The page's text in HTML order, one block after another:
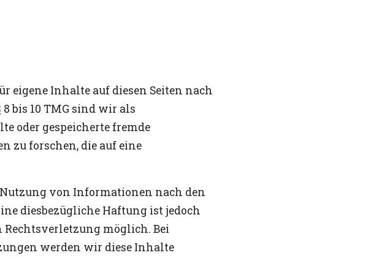
eigene Inhalte auf diesen Seiten nach
bis 10 TMG sind wir als
oder gespeicherte fremde
zu forschen, die auf eine
von Informationen nach den
diesbezügliche Haftung ist jedoch
möglich. Bei
werden wir diese Inhalte